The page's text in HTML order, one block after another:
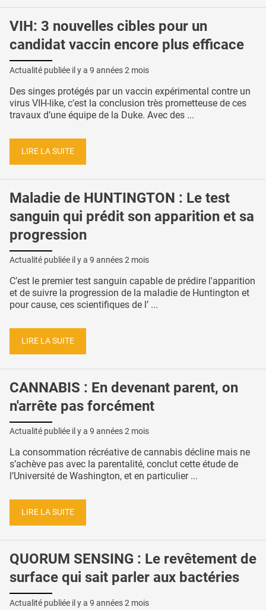
VIH: 3 nouvelles cibles pour un
candidat vaccin encore plus efficace
Actualité publiée il y a 9 années 2 mois
Des singes protégés par un vaccin expérimental contre un
virus VIH-like, c’est la conclusion très prometteuse de ces
travaux d’une équipe de la Duke. Avec des ...
LIRE LA SUITE
Maladie de HUNTINGTON : Le test
sanguin qui prédit son apparition et sa
progression
Actualité publiée il y a 9 années 2 mois
C’est le premier test sanguin capable de prédire l'apparition
et de suivre la progression de la maladie de Huntington et
pour cause, ces scientifiques de l’ ...
LIRE LA SUITE
CANNABIS : En devenant parent, on
n'arrête pas forcément
Actualité publiée il y a 9 années 2 mois
La consommation récréative de cannabis décline mais ne
s’achève pas avec la parentalité, conclut cette étude de
l’Université de Washington, et en particulier ...
LIRE LA SUITE
QUORUM SENSING : Le revêtement de
surface qui sait parler aux bactéries
Actualité publiée il y a 9 années 2 mois